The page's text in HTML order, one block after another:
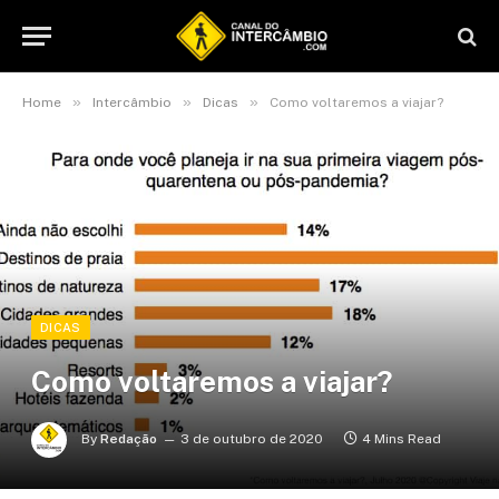
Home » Intercâmbio » Dicas » Como voltaremos a viajar?
DICAS
Como voltaremos a viajar?
By Redação 3 de outubro de 2020 4 Mins Read